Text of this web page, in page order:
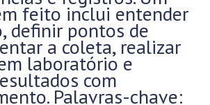
feito inclui entender
definir pontos de
a coleta, realizar
laboratório e
com
Palavras-chave: